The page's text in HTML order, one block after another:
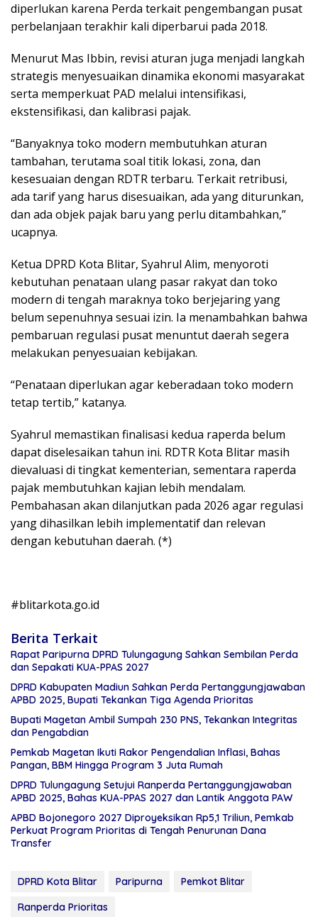
diperlukan karena Perda terkait pengembangan pusat
perbelanjaan terakhir kali diperbarui pada 2018.
Menurut Mas Ibbin, revisi aturan juga menjadi langkah
strategis menyesuaikan dinamika ekonomi masyarakat
serta memperkuat PAD melalui intensifikasi,
ekstensifikasi, dan kalibrasi pajak.
“Banyaknya toko modern membutuhkan aturan
tambahan, terutama soal titik lokasi, zona, dan
kesesuaian dengan RDTR terbaru. Terkait retribusi,
ada tarif yang harus disesuaikan, ada yang diturunkan,
dan ada objek pajak baru yang perlu ditambahkan,”
ucapnya.
Ketua DPRD Kota Blitar, Syahrul Alim, menyoroti
kebutuhan penataan ulang pasar rakyat dan toko
modern di tengah maraknya toko berjejaring yang
belum sepenuhnya sesuai izin. Ia menambahkan bahwa
pembaruan regulasi pusat menuntut daerah segera
melakukan penyesuaian kebijakan.
“Penataan diperlukan agar keberadaan toko modern
tetap tertib,” katanya.
Syahrul memastikan finalisasi kedua raperda belum
dapat diselesaikan tahun ini. RDTR Kota Blitar masih
dievaluasi di tingkat kementerian, sementara raperda
pajak membutuhkan kajian lebih mendalam.
Pembahasan akan dilanjutkan pada 2026 agar regulasi
yang dihasilkan lebih implementatif dan relevan
dengan kebutuhan daerah. (*)
#blitarkota.go.id
Berita Terkait
Rapat Paripurna DPRD Tulungagung Sahkan Sembilan Perda
dan Sepakati KUA-PPAS 2027
DPRD Kabupaten Madiun Sahkan Perda Pertanggungjawaban
APBD 2025, Bupati Tekankan Tiga Agenda Prioritas
Bupati Magetan Ambil Sumpah 230 PNS, Tekankan Integritas
dan Pengabdian
Pemkab Magetan Ikuti Rakor Pengendalian Inflasi, Bahas
Pangan, BBM Hingga Program 3 Juta Rumah
DPRD Tulungagung Setujui Ranperda Pertanggungjawaban
APBD 2025, Bahas KUA-PPAS 2027 dan Lantik Anggota PAW
APBD Bojonegoro 2027 Diproyeksikan Rp5,1 Triliun, Pemkab
Perkuat Program Prioritas di Tengah Penurunan Dana
Transfer
DPRD Kota Blitar Paripurna
Pemkot Blitar
Ranperda Prioritas